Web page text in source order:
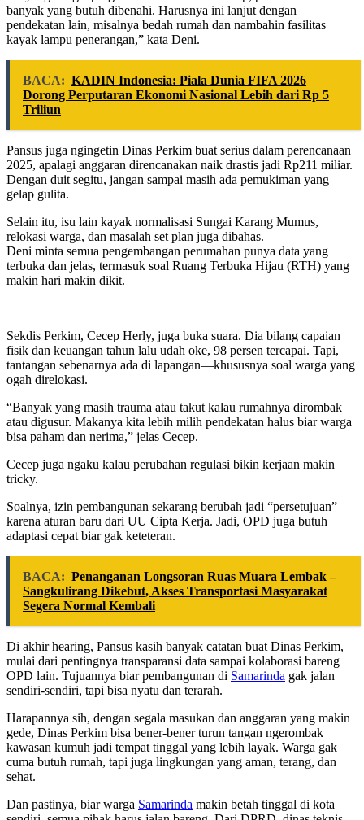
banyak yang butuh dibenahi. Harusnya ini lanjut dengan
pendekatan lain, misalnya bedah rumah dan nambahin fasilitas
kayak lampu penerangan,” kata Deni.
BACA: KADIN Indonesia: Piala Dunia FIFA 2026
Dorong Perputaran Ekonomi Nasional Lebih dari Rp 5
Triliun
Pansus juga ngingetin Dinas Perkim buat serius dalam perencanaan
2025, apalagi anggaran direncanakan naik drastis jadi Rp211 miliar.
Dengan duit segitu, jangan sampai masih ada pemukiman yang
gelap gulita.
Selain itu, isu lain kayak normalisasi Sungai Karang Mumus,
relokasi warga, dan masalah set plan juga dibahas.
Deni minta semua pengembangan perumahan punya data yang
terbuka dan jelas, termasuk soal Ruang Terbuka Hijau (RTH) yang
makin hari makin dikit.
Sekdis Perkim, Cecep Herly, juga buka suara. Dia bilang capaian
fisik dan keuangan tahun lalu udah oke, 98 persen tercapai. Tapi,
tantangan sebenarnya ada di lapangan—khususnya soal warga yang
ogah direlokasi.
“Banyak yang masih trauma atau takut kalau rumahnya dirombak
atau digusur. Makanya kita lebih milih pendekatan halus biar warga
bisa paham dan nerima,” jelas Cecep.
Cecep juga ngaku kalau perubahan regulasi bikin kerjaan makin
tricky.
Soalnya, izin pembangunan sekarang berubah jadi “persetujuan”
karena aturan baru dari UU Cipta Kerja. Jadi, OPD juga butuh
adaptasi cepat biar gak keteteran.
BACA: Penanganan Longsoran Ruas Muara Lembak –
Sangkulirang Dikebut, Akses Transportasi Masyarakat
Segera Normal Kembali
Di akhir hearing, Pansus kasih banyak catatan buat Dinas Perkim,
mulai dari pentingnya transparansi data sampai kolaborasi bareng
OPD lain. Tujuannya biar pembangunan di Samarinda gak jalan
sendiri-sendiri, tapi bisa nyatu dan terarah.
Harapannya sih, dengan segala masukan dan anggaran yang makin
gede, Dinas Perkim bisa bener-bener turun tangan ngerombak
kawasan kumuh jadi tempat tinggal yang lebih layak. Warga gak
cuma butuh rumah, tapi juga lingkungan yang aman, terang, dan
sehat.
Dan pastinya, biar warga Samarinda makin betah tinggal di kota